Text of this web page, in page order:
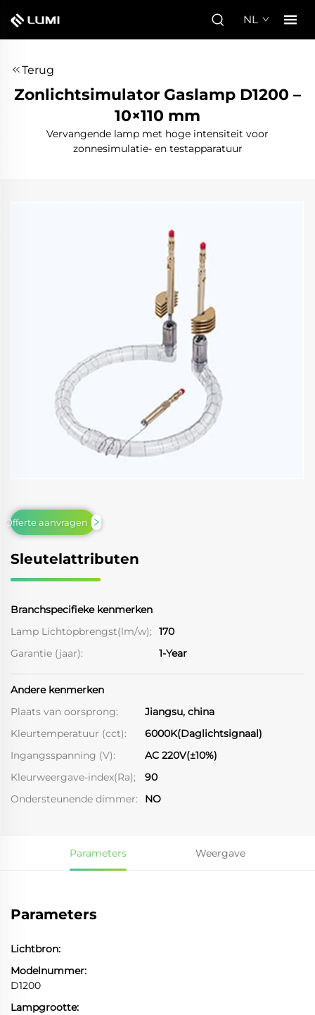
NL
Terug
Zonlichtsimulator Gaslamp D1200 –
10×110 mm
Vervangende lamp met hoge intensiteit voor
zonnesimulatie- en testapparatuur
Sleutelattributen
Branchspecifieke kenmerken
Lamp Lichtopbrengst(lm/w);
170
Garantie (jaar):
1-Year
Andere kenmerken
Plaats van oorsprong:
Jiangsu, china
Kleurtemperatuur (cct):
6000K(Daglichtsignaal)
Ingangsspanning (V):
AC 220V(±10%)
Kleurweergave-index(Ra);
90
Ondersteunende dimmer:
NO
Offerte aanvragen
Parameters Weergave
Parameters
Lichtbron:
Modelnummer:
D1200
Lampgrootte: